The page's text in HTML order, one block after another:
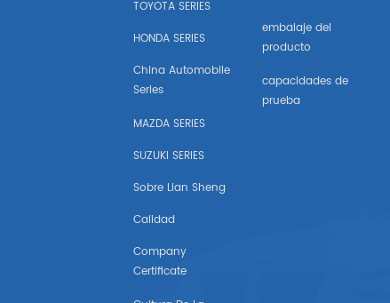
Nissan (estados Unidos)
Mitsubishi (estados Unidos)
Chrysler Estados Unidos
TOYOTA SERIES
HONDA SERIES
China Automobile
Series
MAZDA SERIES
SUZUKI SERIES
Sobre Lian Sheng
Calidad
Company
Certificate
embalaje del
producto
capacidades de
prueba